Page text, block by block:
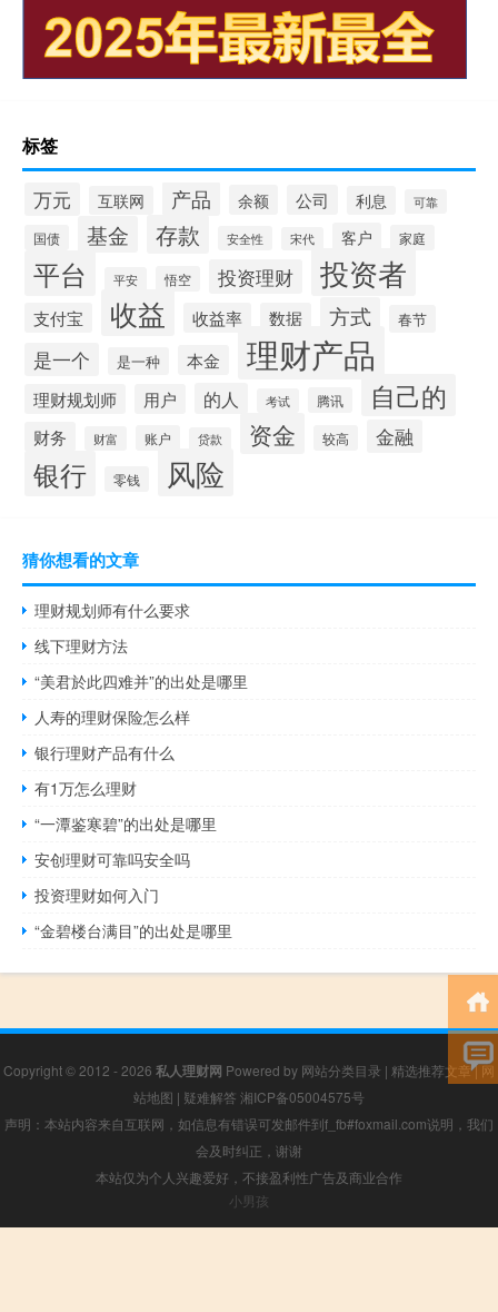
标签
万元 互联网 产品 余额 公司 利息 可靠
国债 基金 存款 安全性 宋代 客户 家庭
平台 平安 悟空 投资理财 投资者
支付宝 收益 收益率 数据 方式 春节
是一个 是一种 本金 理财产品
理财规划师 用户 的人 考试 腾讯 自己的
财务 财富 账户 贷款 资金 较高 金融
银行 零钱 风险
猜你想看的文章
理财规划师有什么要求
线下理财方法
“美君於此四难并”的出处是哪里
人寿的理财保险怎么样
银行理财产品有什么
有1万怎么理财
“一潭鉴寒碧”的出处是哪里
安创理财可靠吗安全吗
投资理财如何入门
“金碧楼台满目”的出处是哪里
Copyright © 2012 - 2026 私人理财网 Powered by 网站分类目录 | 精选推荐文章|网
站地图 | 疑难解答 湘ICP备05004575号
声明：本站内容来自互联网，如信息有错误可发邮件到f_fb#foxmail.com说明，我们
会及时纠正，谢谢
本站仅为个人兴趣爱好，不接盈利性广告及商业合作
小男孩